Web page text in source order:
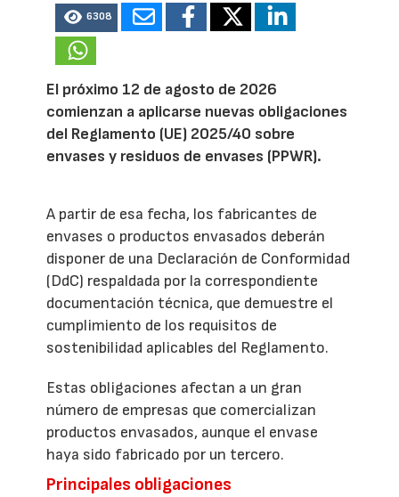
6308
El próximo 12 de agosto de 2026
comienzan a aplicarse nuevas obligaciones
del Reglamento (UE) 2025/40 sobre
envases y residuos de envases (PPWR).
A partir de esa fecha, los fabricantes de
envases o productos envasados deberán
disponer de una Declaración de Conformidad
(DdC) respaldada por la correspondiente
documentación técnica, que demuestre el
cumplimiento de los requisitos de
sostenibilidad aplicables del Reglamento.
Estas obligaciones afectan a un gran
número de empresas que comercializan
productos envasados, aunque el envase
haya sido fabricado por un tercero.
Principales obligaciones